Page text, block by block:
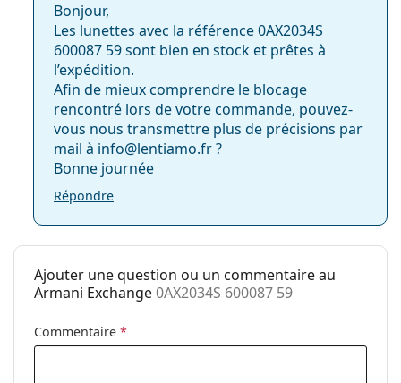
Bonjour,
Les lunettes avec la référence 0AX2034S
600087 59 sont bien en stock et prêtes à
l’expédition.
Afin de mieux comprendre le blocage
rencontré lors de votre commande, pouvez-
vous nous transmettre plus de précisions par
mail à info@lentiamo.fr ?
Bonne journée
Répondre
Ajouter une question ou un commentaire au
Armani Exchange0AX2034S 600087 59
Commentaire *